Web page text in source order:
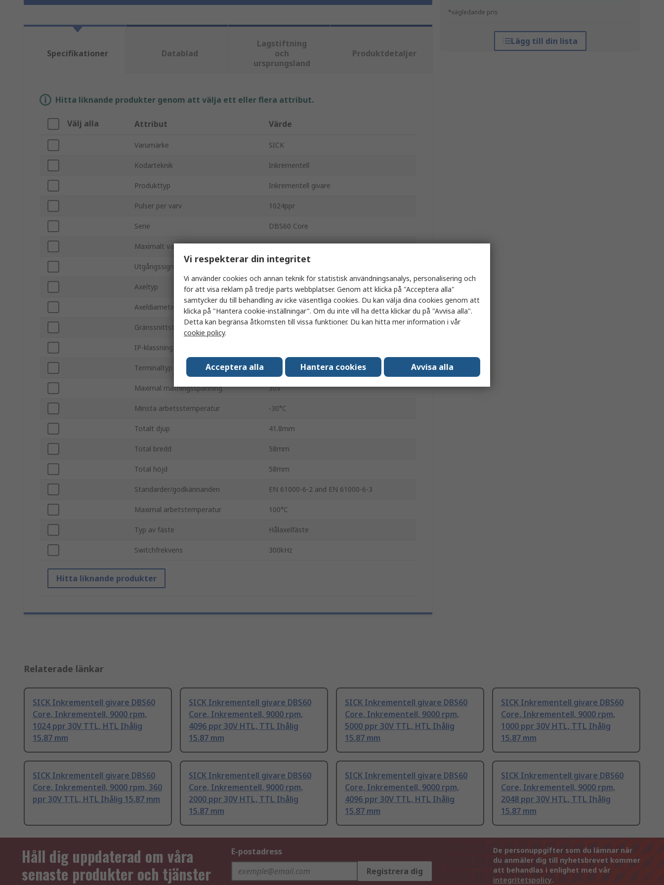
*vägledande pris
Lägg till din lista
Specifikationer
Datablad
Lagstiftning
och
ursprungsland
Produktdetaljer
Hitta liknande produkter genom att välja ett eller flera attribut.
Välj alla Attribut Värde
Varumärke SICK
Kodarteknik Inkrementell
Produkttyp Inkrementell givare
Pulser per varv 1024ppr
Serie DBS60 Core
Maximalt varvtal 9000rpm
Utgångssignaltyp HTL, TTL
Axeltyp Ihålig
Axeldiameter 15.87mm
Gränssnittstyp HTL
IP-klassning
Terminaltyp
Maximal matningsspänning 30V
Minsta arbetsstemperatur -30°C
Totalt djup 41.8mm
Total bredd 58mm
Total höjd 58mm
Standarder/godkännanden EN 61000-6-2 and EN 61000-6-3
Maximal arbetstemperatur 100°C
Typ av fäste Hålaxelfäste
Switchfrekvens 300kHz
Hitta liknande produkter
Relaterade länkar
SICK Inkrementell givare DBS60
Core, Inkrementell, 9000 rpm,
1024 ppr 30V TTL, HTL Ihålig
15.87 mm
SICK Inkrementell givare DBS60
Core, Inkrementell, 9000 rpm,
4096 ppr 30V HTL, TTL Ihålig
15.87 mm
SICK Inkrementell givare DBS60
Core, Inkrementell, 9000 rpm,
5000 ppr 30V TTL, HTL Ihålig
15.87 mm
SICK Inkrementell givare DBS60
Core, Inkrementell, 9000 rpm,
1000 ppr 30V HTL, TTL Ihålig
15.87 mm
SICK Inkrementell givare DBS60
Core, Inkrementell, 9000 rpm, 360
ppr 30V TTL, HTL Ihålig 15.87 mm
SICK Inkrementell givare DBS60
Core, Inkrementell, 9000 rpm,
2000 ppr 30V HTL, TTL Ihålig
15.87 mm
SICK Inkrementell givare DBS60
Core, Inkrementell, 9000 rpm,
4096 ppr 30V TTL, HTL Ihålig
15.87 mm
SICK Inkrementell givare DBS60
Core, Inkrementell, 9000 rpm,
2048 ppr 30V HTL, TTL Ihålig
15.87 mm
Håll dig uppdaterad om våra
senaste produkter och tjänster
E-postadress
Registrera dig
De personuppgifter som du lämnar när
du anmäler dig till nyhetsbrevet kommer
att behandlas i enlighet med vår
integritetspolicy.
Vi respekterar din integritet
Vi använder cookies och annan teknik för statistisk användningsanalys, personalisering och
för att visa reklam på tredje parts webbplatser. Genom att klicka på "Acceptera alla"
samtycker du till behandling av icke väsentliga cookies. Du kan välja dina cookies genom att
klicka på "Hantera cookie-inställningar". Om du inte vill ha detta klickar du på "Avvisa alla".
Detta kan begränsa åtkomsten till vissa funktioner. Du kan hitta mer information i vår
cookie policy.
Acceptera alla Hantera cookies Avvisa alla